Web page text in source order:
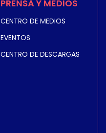
PRENSA Y MEDIOS
CENTRO DE MEDIOS
EVENTOS
CENTRO DE DESCARGAS